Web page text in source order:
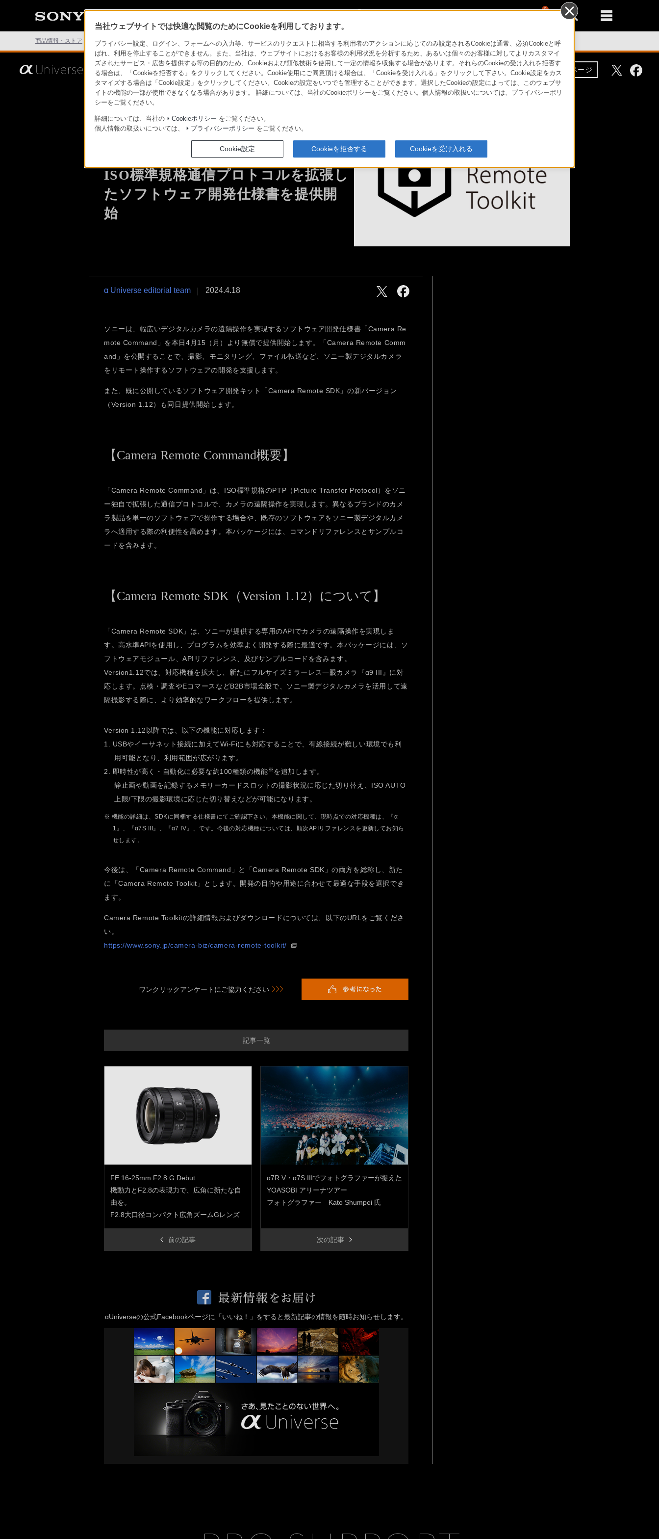
0
商品情報・ストア デジタル一眼カメラ α α Universe
さ
あ、
ホーム WHAT’S NEW PROFESSIONAL CONTENTS 関連リンク
この挑戦は、次の表現のため
α1 II G Master CinemaLine
そのまま、未来へ。
α6700 VLOGCAM NEW generation
α製品ページ Twitter
世
へ。
α
この挑戦は、次の表現のため
α1 II
α7 V α7C Series
心にふれた一瞬、この想いを
そのまま、未来へ。
幅広いデジタルカメラの遠隔操作を
ISO標準規格通信プロトコルを拡張し
たソフトウェア開発仕様書を提供開
始
α Universe editorial team 2024.4.18
ソニーは、幅広いデジタルカメラの遠隔操作を実現するソフトウェア開発仕様書「Camera Re
mote Command」を本日4月15（月）より無償で提供開始します。「Camera Remote Comm
and」を公開することで、撮影、モニタリング、ファイル転送など、ソニー製デジタルカメラ
をリモート操作するソフトウェアの開発を支援します。
また、既に公開しているソフトウェア開発キット「Camera Remote SDK」の新バージョン
（Version 1.12）も同日提供開始します。
【Camera Remote Command概要】
「Camera Remote Command」は、ISO標準規格のPTP（Picture Transfer Protocol）をソニ
ー独自で拡張した通信プロトコルで、カメラの遠隔操作を実現します。異なるブランドのカメ
ラ製品を単一のソフトウェアで操作する場合や、既存のソフトウェアをソニー製デジタルカメ
ラへ適用する際の利便性を高めます。本パッケージには、コマンドリファレンスとサンプルコ
ードを含みます。
【Camera Remote SDK（Version 1.12）について】
「Camera Remote SDK」は、ソニーが提供する専用のAPIでカメラの遠隔操作を実現しま
す。高水準APIを使用し、プログラムを効率よく開発する際に最適です。本パッケージには、ソ
フトウェアモジュール、APIリファレンス、及びサンプルコードを含みます。
Version1.12では、対応機種を拡大し、新たにフルサイズミラーレス一眼カメラ『α9 III』に対
応します。点検・調査やEコマースなどB2B市場全般で、ソニー製デジタルカメラを活用して遠
隔撮影する際に、より効率的なワークフローを提供します。
Version 1.12以降では、以下の機能に対応します：
1. USBやイーサネット接続に加えてWi-Fiにも対応することで、有線接続が難しい環境でも利
用可能となり、利用範囲が広がります。
2. 即時性が高く・自動化に必要な約100種類の機能※を追加します。
静止画や動画を記録するメモリーカードスロットの撮影状況に応じた切り替え、ISO AUTO
上限/下限の撮影環境に応じた切り替えなどが可能になります。
※ 機能の詳細は、SDKに同梱する仕様書にてご確認下さい。本機能に関して、現時点での対応機種は、『α
1』、『α7S III』、『α7 IV』、です。今後の対応機種については、順次APIリファレンスを更新してお知ら
せします。
今後は、「Camera Remote Command」と「Camera Remote SDK」の両方を総称し、新た
に「Camera Remote Toolkit」とします。開発の目的や用途に合わせて最適な手段を選択でき
ます。
Camera Remote Toolkitの詳細情報およびダウンロードについては、以下のURLをご覧くださ
い。
https://www.sony.jp/camera-biz/camera-remote-toolkit/
ワンクリックアンケートにご協力ください
記事一覧
FE 16-25mm F2.8 G Debut
機動力とF2.8の表現力で、広角に新たな自
由を。
F2.8大口径コンパクト広角ズームGレンズ
前の記事
α7R V・α7S IIIでフォトグラファーが捉えた
YOASOBI アリーナツアー
フォトグラファー Kato Shumpei 氏
次の記事
αUniverseの公式Facebookページに「いいね！」をすると最新記事の情報を随時お知らせします。
当社ウェブサイトでは快適な閲覧のためにCookieを利用しております。
プライバシー設定、ログイン、フォームへの入力等、サービスのリクエストに相当する利用者のアクションに応じてのみ設定されるCookieは通常、必須Cookieと呼
ばれ、利用を停止することができません。また、当社は、ウェブサイトにおけるお客様の利用状況を分析するため、あるいは個々のお客様に対してよりカスタマイ
ズされたサービス・広告を提供する等の目的のため、Cookieおよび類似技術を使用して一定の情報を収集する場合があります。それらのCookieの受け入れを拒否す
る場合は、「Cookieを拒否する」をクリックしてください。Cookie使用にご同意頂ける場合は、「Cookieを受け入れる」をクリックして下さい。Cookie設定をカス
タマイズする場合は「Cookie設定」をクリックしてください。Cookieの設定をいつでも管理することができます。選択したCookieの設定によっては、このウェブサ
イトの機能の一部が使用できなくなる場合があります。 詳細については、当社のCookieポリシーをご覧ください。個人情報の取扱いについては、プライバシーポリ
シーをご覧ください。
詳細については、当社の Cookieポリシー をご覧ください。
個人情報の取扱いについては、
プライバシーポリシー をご覧ください。
Cookie設定 Cookieを拒否する Cookieを受け入れる